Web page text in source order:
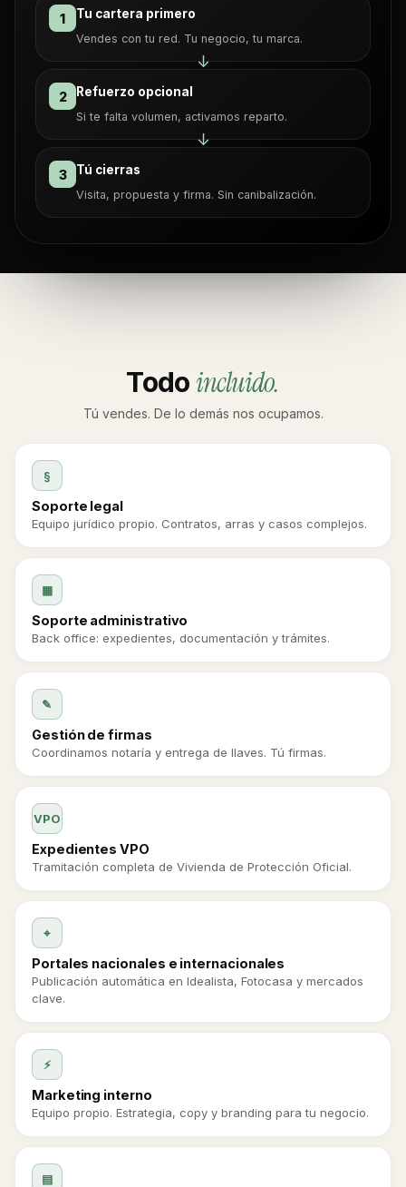
1 Tu cartera primero
Vendes con tu red. Tu negocio, tu marca.
↓
2 Refuerzo opcional
Si te falta volumen, activamos reparto.
↓
3 Tú cierras
Visita, propuesta y firma. Sin canibalización.
Todoincluido.
Tú vendes. De lo demás nos ocupamos.
§
Soporte legal
Equipo jurídico propio. Contratos, arras y casos complejos.
▦
Soporte administrativo
Back office: expedientes, documentación y trámites.
✎
Gestión de firmas
Coordinamos notaría y entrega de llaves. Tú firmas.
VPO
Expedientes VPO
Tramitación completa de Vivienda de Protección Oficial.
⌖
Portales nacionales e internacionales
Publicación automática en Idealista, Fotocasa y mercados
clave.
⚡
Marketing interno
Equipo propio. Estrategia, copy y branding para tu negocio.
▤